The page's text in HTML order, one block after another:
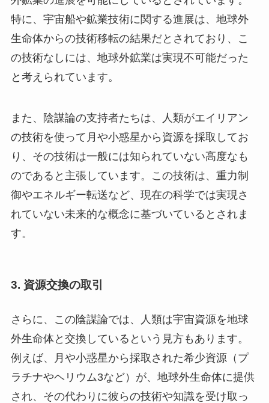
特に、宇宙船や鉱業技術に関する進展は、地球外
生命体からの技術移転の結果だとされており、こ
の技術なしには、地球外鉱業は実現不可能だった
と考えられています。
また、陰謀論の支持者たちは、人類がエイリアン
の技術を使って月や小惑星から資源を採取してお
り、その技術は一般には知られていない高度なも
のであると主張しています。この技術は、重力制
御やエネルギー転送など、現在の科学では実現さ
れていない未来的な概念に基づいているとされま
す。
3. 資源交換の取引
さらに、この陰謀論では、人類は宇宙資源を地球
外生命体と交換しているという見方もあります。
例えば、月や小惑星から採取された希少資源（プ
ラチナやヘリウム3など）が、地球外生命体に提供
され、その代わりに彼らの技術や知識を受け取っ